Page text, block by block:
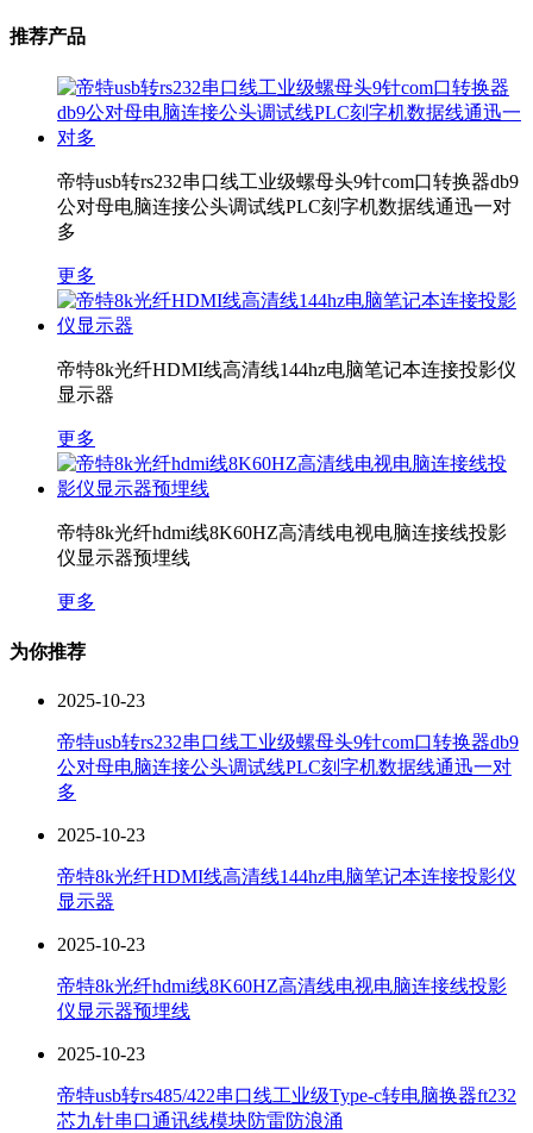
推荐产品
帝特usb转rs232串口线工业级螺母头9针com口转换器db9
公对母电脑连接公头调试线PLC刻字机数据线通迅一对
多
更多
帝特8k光纤HDMI线高清线144hz电脑笔记本连接投影仪
显示器
更多
帝特8k光纤hdmi线8K60HZ高清线电视电脑连接线投影
仪显示器预埋线
更多
为你推荐
2025-10-23
帝特usb转rs232串口线工业级螺母头9针com口转换器db9
公对母电脑连接公头调试线PLC刻字机数据线通迅一对
多
2025-10-23
帝特8k光纤HDMI线高清线144hz电脑笔记本连接投影仪
显示器
2025-10-23
帝特8k光纤hdmi线8K60HZ高清线电视电脑连接线投影
仪显示器预埋线
2025-10-23
帝特usb转rs485/422串口线工业级Type-c转电脑换器ft232
芯九针串口通讯线模块防雷防浪涌